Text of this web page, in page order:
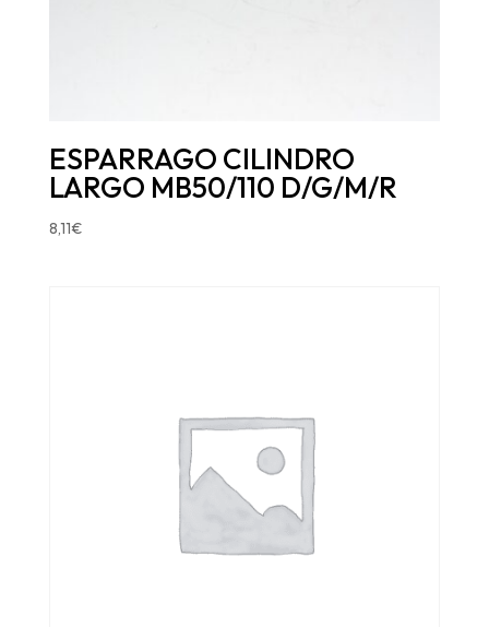
ESPARRAGO CILINDRO
LARGO MB50/110 D/G/M/R
8,11€